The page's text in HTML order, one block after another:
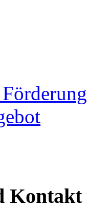
Kontakt